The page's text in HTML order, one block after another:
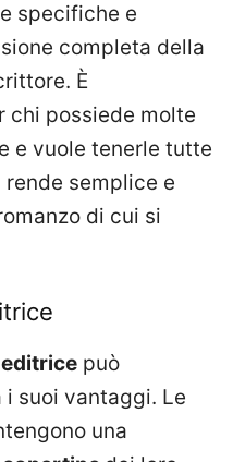
specifiche e
completa della
È
chi possiede molte
e vuole tenerle tutte
semplice e
di cui si
può
i suoi vantaggi. Le
una